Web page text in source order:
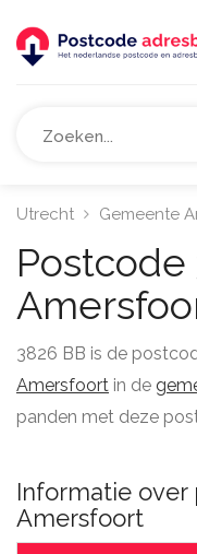
Utrecht Gemeente
Postcode
3826 BB is de
Amersfoort in de
panden met deze
Informatie over
Amersfoort